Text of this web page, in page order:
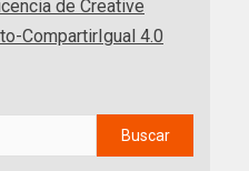
de Creative
CompartirIgual 4.0